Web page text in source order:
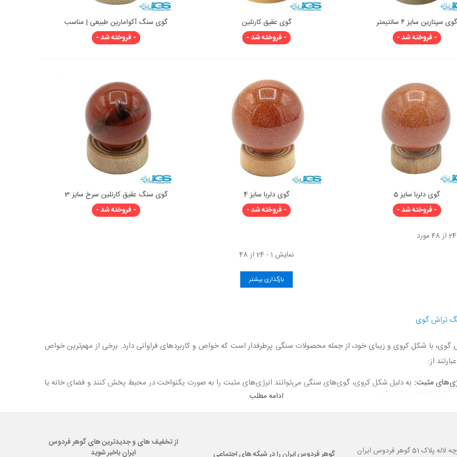
نمایش سریع
گوی سپتارین سایز ۴ سانتیمتر
- فروخته شد -
نمایش سریع
گوی عقیق کارنلین
- فروخته شد -
نمایش سریع
گوی سنگ آکوامارین طبیعی | مناسب
چاکرای گلو و مدیتیشن
- فروخته شد -
نمایش سریع
گوی دلربا سایز 5
- فروخته شد -
نمایش سریع
گوی دلربا سایز 4
- فروخته شد -
نمایش سریع
گوی سنگ عقیق کارنلین سرخ سایز 3
- فروخته شد -
نمایش 1 - 24 از 48
بارگذاری بیشتر
تراش گوی
با شکل کروی و زیبای خود، از جمله محصولات سنگی پرطرفدار است که خواص و کاربردهای فراوانی دارد. برخی از مهم‌ترین خواص
از:
مثبت: به دلیل شکل کروی، گوی‌های سنگی می‌توانند انرژی‌های مثبت را به صورت یکنواخت در محیط پخش کنند و فضای خانه یا
از انرژی‌های مثبت کنند.
سنگ‌های تراش گوی می‌توانند انرژی‌های منفی را جذب و دفع کنند و از محیط شما محافظت کنند.
ادامه مطلب
فردوس ایران
از تخفیف های و جدیدترین های گوهر فردوس
ایران باخبر شوید